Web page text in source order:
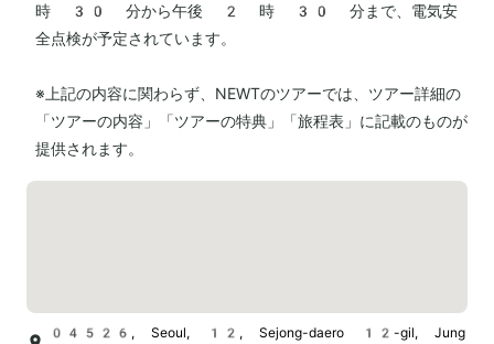
時 30 分から午後 2 時 30 分まで、電気安
全点検が予定されています。
※上記の内容に関わらず、NEWTのツアーでは、ツアー詳細の
「ツアーの内容」「ツアーの特典」「旅程表」に記載のものが
提供されます。
04526, Seoul, 12, Sejong-daero 12-gil, Jung